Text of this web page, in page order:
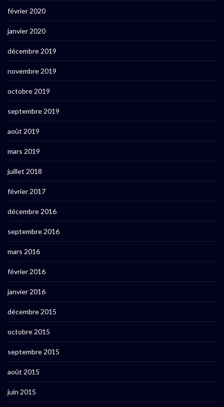
février 2020
janvier 2020
décembre 2019
novembre 2019
octobre 2019
septembre 2019
août 2019
mars 2019
juillet 2018
février 2017
décembre 2016
septembre 2016
mars 2016
février 2016
janvier 2016
décembre 2015
octobre 2015
septembre 2015
août 2015
juin 2015